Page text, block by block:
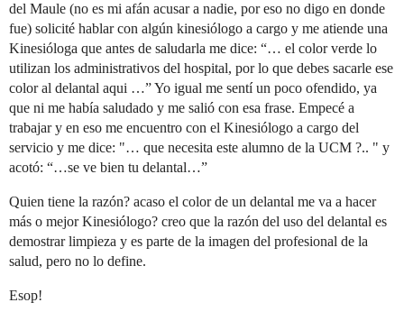
del Maule (no es mi afán acusar a nadie, por eso no digo en donde
fue) solicité hablar con algún kinesiólogo a cargo y me atiende una
Kinesióloga que antes de saludarla me dice: “… el color verde lo
utilizan los administrativos del hospital, por lo que debes sacarle ese
color al delantal aqui …” Yo igual me sentí un poco ofendido, ya
que ni me había saludado y me salió con esa frase. Empecé a
trabajar y en eso me encuentro con el Kinesiólogo a cargo del
servicio y me dice: "… que necesita este alumno de la UCM ?.. " y
acotó: “…se ve bien tu delantal…”
Quien tiene la razón? acaso el color de un delantal me va a hacer
más o mejor Kinesiólogo? creo que la razón del uso del delantal es
demostrar limpieza y es parte de la imagen del profesional de la
salud, pero no lo define.
Esop!